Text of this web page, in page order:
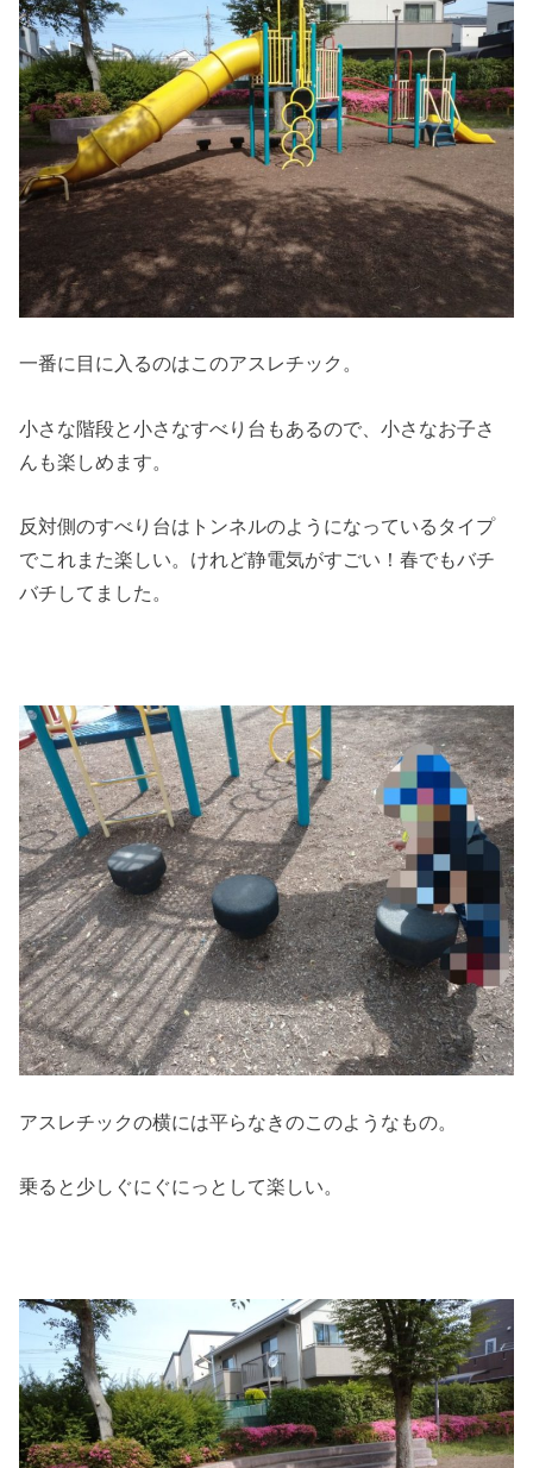
一番に目に入るのはこのアスレチック。
小さな階段と小さなすべり台もあるので、小さなお子さ
んも楽しめます。
反対側のすべり台はトンネルのようになっているタイプ
でこれまた楽しい。けれど静電気がすごい！春でもバチ
バチしてました。
アスレチックの横には平らなきのこのようなもの。
乗ると少しぐにぐにっとして楽しい。